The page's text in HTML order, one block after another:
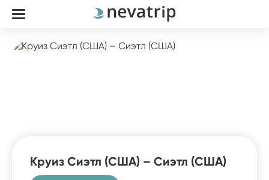
Круиз Сиэтл (США) – Сиэтл (США)